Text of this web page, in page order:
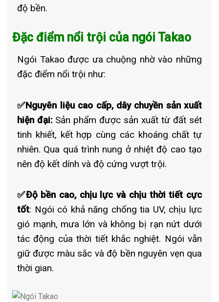
độ bền.
Đặc điểm nổi trội của ngói Takao
Ngói Takao được ưa chuộng nhờ vào những
đặc điểm nổi trội như:
✅Nguyên liệu cao cấp, dây chuyền sản xuất
hiện đại: Sản phẩm được sản xuất từ đất sét
tinh khiết, kết hợp cùng các khoáng chất tự
nhiên. Qua quá trình nung ở nhiệt độ cao tạo
nên độ kết dính và độ cứng vượt trội.
✅Độ bền cao, chịu lực và chịu thời tiết cực
tốt: Ngói có khả năng chống tia UV, chịu lực
gió mạnh, mưa lớn và không bị rạn nứt dưới
tác động của thời tiết khắc nghiệt. Ngói vẫn
giữ được màu sắc và độ bền nguyên vẹn qua
thời gian.